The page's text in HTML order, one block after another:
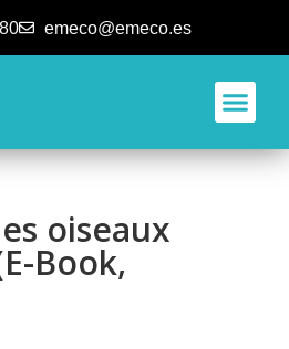
emeco@emeco.es
oiseaux
Book,